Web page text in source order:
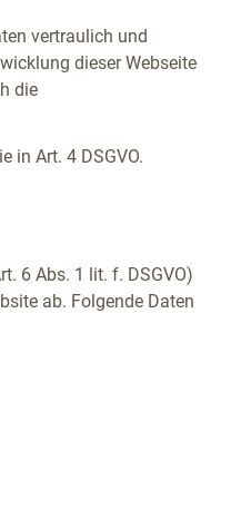
vertraulich und
dieser Webseite
die
in Art. 4 DSGVO.
6 Abs. 1 lit. f. DSGVO)
ab. Folgende Daten